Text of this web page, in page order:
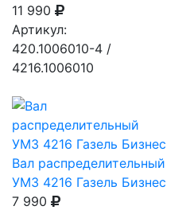
11 990
Артикул:
420.1006010-4 /
4216.1006010
Вал распределительный
УМЗ 4216 Газель Бизнес
7 990